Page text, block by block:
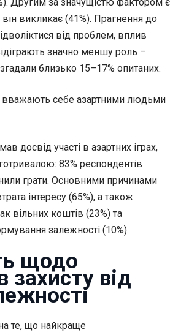
він викликає (41%). Прагнення до
від проблем, вплив
значно меншу роль –
близько 15–17% опитаних.
досвід участі в азартних іграх,
83% респондентів
грати. Основними причинами
інтересу (65%), а також
вільних коштів (23%) та
залежності (10%).
щодо
захисту від
те, що найкраще